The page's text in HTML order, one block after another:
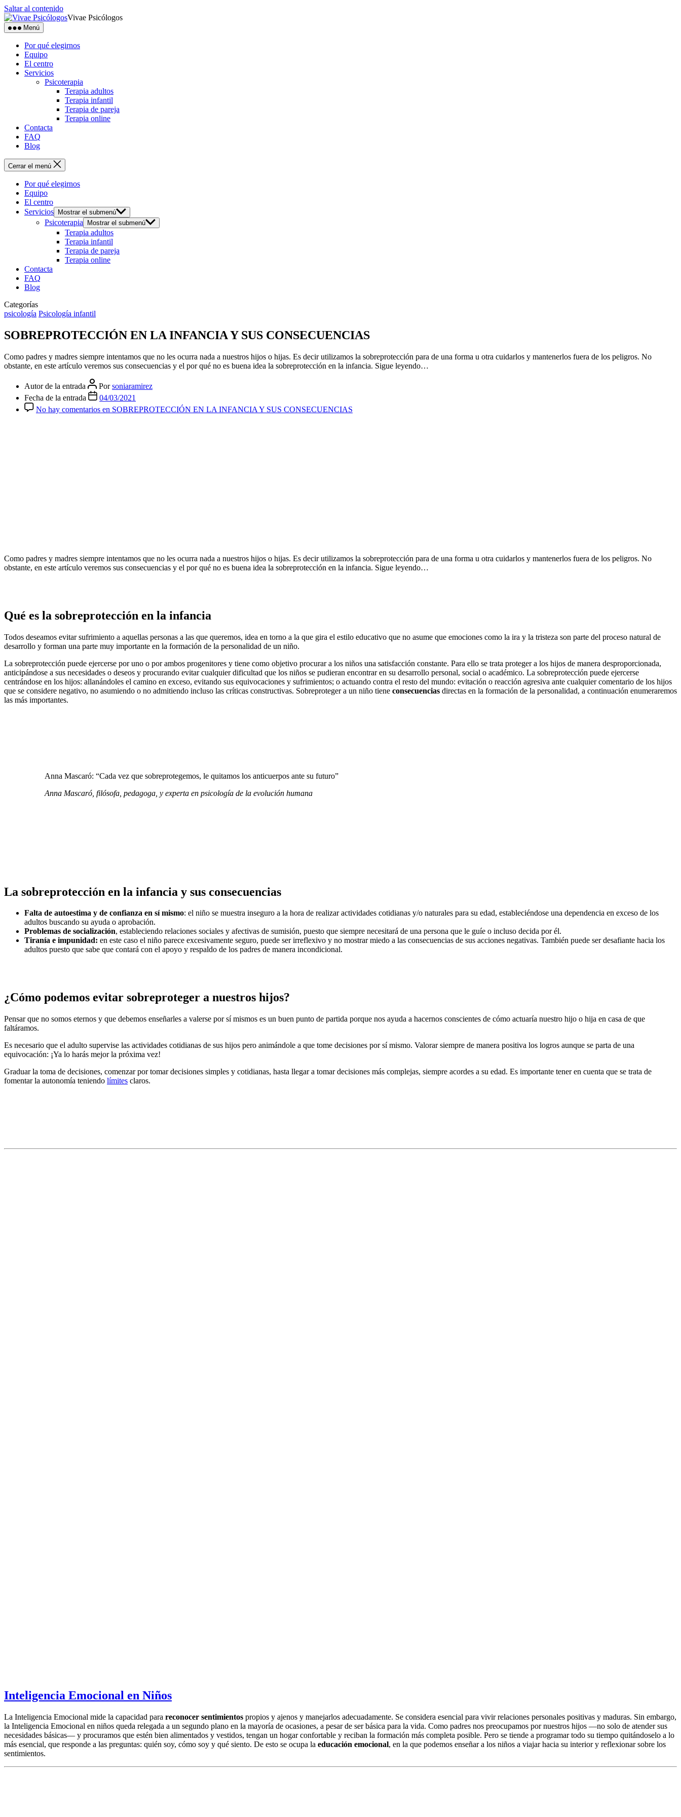
Saltar al contenido
Vivae Psicólogos
Menú
Por qué elegirnos
Equipo
El centro
Servicios
Psicoterapia
Terapia adultos
Terapia infantil
Terapia de pareja
Terapia online
Contacta
FAQ
Blog
Cerrar el menú
Por qué elegirnos
Equipo
El centro
Servicios
Mostrar el submenú
Psicoterapia Mostrar el submenú
Terapia adultos
Terapia infantil
Terapia de pareja
Terapia online
Contacta
FAQ
Blog
Categorías
psicología Psicología infantil
SOBREPROTECCIÓN EN LA INFANCIA Y SUS CONSECUENCIAS
Como padres y madres siempre intentamos que no les ocurra nada a nuestros hijos o hijas. Es decir utilizamos la sobreprotección para de una forma u otra cuidarlos y mantenerlos fuera de los peligros. No
obstante, en este artículo veremos sus consecuencias y el por qué no es buena idea la sobreprotección en la infancia. Sigue leyendo…
Autor de la entrada Porsoniaramirez
Fecha de la entrada
04/03/2021
No hay comentarios en SOBREPROTECCIÓN EN LA INFANCIA Y SUS CONSECUENCIAS
Como padres y madres siempre intentamos que no les ocurra nada a nuestros hijos o hijas. Es decir utilizamos la sobreprotección para de una forma u otra cuidarlos y mantenerlos fuera de los peligros. No
obstante, en este artículo veremos sus consecuencias y el por qué no es buena idea la sobreprotección en la infancia. Sigue leyendo…
Qué es la sobreprotección en la infancia
Todos deseamos evitar sufrimiento a aquellas personas a las que queremos, idea en torno a la que gira el estilo educativo que no asume que emociones como la ira y la tristeza son parte del proceso natural de
desarrollo y forman una parte muy importante en la formación de la personalidad de un niño.
La sobreprotección puede ejercerse por uno o por ambos progenitores y tiene como objetivo procurar a los niños una satisfacción constante. Para ello se trata proteger a los hijos de manera desproporcionada,
anticipándose a sus necesidades o deseos y procurando evitar cualquier dificultad que los niños se pudieran encontrar en su desarrollo personal, social o académico. La sobreprotección puede ejercerse
centrándose en los hijos: allanándoles el camino en exceso, evitando sus equivocaciones y sufrimientos; o actuando contra el resto del mundo: evitación o reacción agresiva ante cualquier comentario de los hijos
que se considere negativo, no asumiendo o no admitiendo incluso las críticas constructivas. Sobreproteger a un niño tiene consecuencias directas en la formación de la personalidad, a continuación enumeraremos
las más importantes.
Anna Mascaró: “Cada vez que sobreprotegemos, le quitamos los anticuerpos ante su futuro”
Anna Mascaró, filósofa, pedagoga, y experta en psicología de la evolución humana
La sobreprotección en la infancia y sus consecuencias
Falta de autoestima y de confianza en sí mismo: el niño se muestra inseguro a la hora de realizar actividades cotidianas y/o naturales para su edad, estableciéndose una dependencia en exceso de los
adultos buscando su ayuda o aprobación.
Problemas de socialización, estableciendo relaciones sociales y afectivas de sumisión, puesto que siempre necesitará de una persona que le guíe o incluso decida por él.
Tiranía e impunidad: en este caso el niño parece excesivamente seguro, puede ser irreflexivo y no mostrar miedo a las consecuencias de sus acciones negativas. También puede ser desafiante hacia los
adultos puesto que sabe que contará con el apoyo y respaldo de los padres de manera incondicional.
¿Cómo podemos evitar sobreproteger a nuestros hijos?
Pensar que no somos eternos y que debemos enseñarles a valerse por sí mismos es un buen punto de partida porque nos ayuda a hacernos conscientes de cómo actuaría nuestro hijo o hija en casa de que
faltáramos.
Es necesario que el adulto supervise las actividades cotidianas de sus hijos pero animándole a que tome decisiones por sí mismo. Valorar siempre de manera positiva los logros aunque se parta de una
equivocación: ¡Ya lo harás mejor la próxima vez!
Graduar la toma de decisiones, comenzar por tomar decisiones simples y cotidianas, hasta llegar a tomar decisiones más complejas, siempre acordes a su edad. Es importante tener en cuenta que se trata de
fomentar la autonomía teniendo límites claros.
Inteligencia Emocional en Niños
La Inteligencia Emocional mide la capacidad para reconocer sentimientos propios y ajenos y manejarlos adecuadamente. Se considera esencial para vivir relaciones personales positivas y maduras. Sin embargo,
la Inteligencia Emocional en niños queda relegada a un segundo plano en la mayoría de ocasiones, a pesar de ser básica para la vida. Como padres nos preocupamos por nuestros hijos —no solo de atender sus
necesidades básicas— y procuramos que estén bien alimentados y vestidos, tengan un hogar confortable y reciban la formación más completa posible. Pero se tiende a programar todo su tiempo quitándoselo a lo
más esencial, que responde a las preguntas: quién soy, cómo soy y qué siento. De esto se ocupa la educación emocional, en la que podemos enseñar a los niños a viajar hacia su interior y reflexionar sobre los
sentimientos.